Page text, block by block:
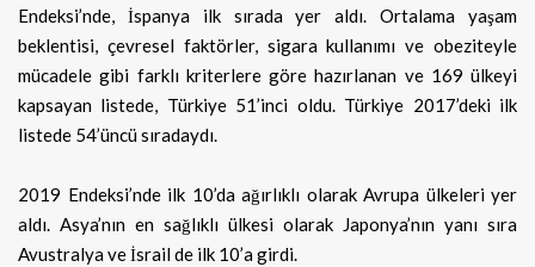
Endeksi’nde, İspanya ilk sırada yer aldı. Ortalama yaşam
beklentisi, çevreselfaktörler, sigara kullanımı ve obeziteyle
mücadele gibi farklı kriterlere göre hazırlanan ve 169 ülkeyi
kapsayan listede, Türkiye 51’inci oldu. Türkiye 2017’deki ilk
listede 54’üncü sıradaydı.
2019 Endeksi’nde ilk 10’da ağırlıklı olarak Avrupa ülkeleri yer
aldı. Asya’nın en sağlıklı ülkesi olarak Japonya’nın yanı sıra
Avustralya ve İsrail de ilk 10’a girdi.